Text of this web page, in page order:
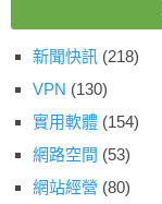
新聞快訊 (218)
VPN (130)
實用軟體 (154)
網路空間 (53)
網站經營 (80)